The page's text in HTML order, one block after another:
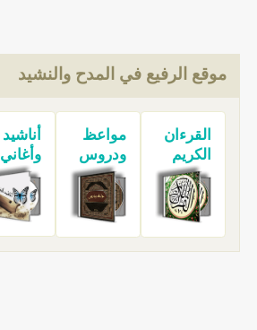
موقع الرفيع في المدح والنشيد
القرءان
الكريم
مواعظ
ودروس
أناشيد
وأغاني